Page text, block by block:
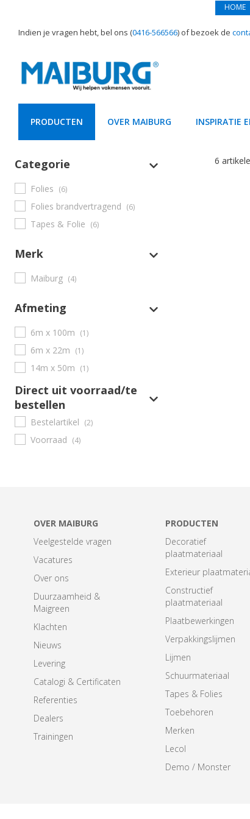
HOME
Indien je vragen hebt, bel ons (0416-566566) of bezoek de
PRODUCTEN OVER MAIBURG INSPIRATIE
Categorie
Folies (6)
Folies brandvertragend (6)
Tapes & Folie (6)
Merk
Maiburg (4)
Afmeting
6m x 100m (1)
6m x 22m (1)
14m x 50m (1)
Direct uit voorraad/te
bestellen
Bestelartikel (2)
Voorraad (4)
6
OVER MAIBURG
Veelgestelde vragen
Vacatures
Over ons
Duurzaamheid &
Maigreen
Klachten
Nieuws
Levering
Catalogi & Certificaten
Referenties
Dealers
Trainingen
PRODUCTEN
Decoratief
plaatmateriaal
Exterieur
Constructief
plaatmateriaal
Plaatbewerkingen
Verpakkingslijmen
Lijmen
Schuurmateriaal
Tapes & Folies
Toebehoren
Merken
Lecol
Demo / Monster